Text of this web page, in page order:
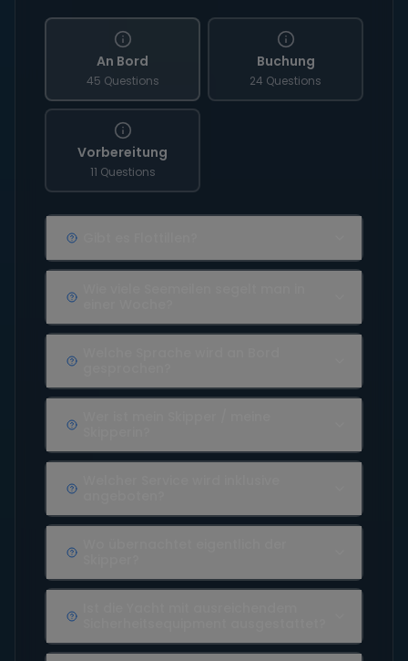
An Bord
45 Questions
Buchung
24 Questions
Vorbereitung
11 Questions